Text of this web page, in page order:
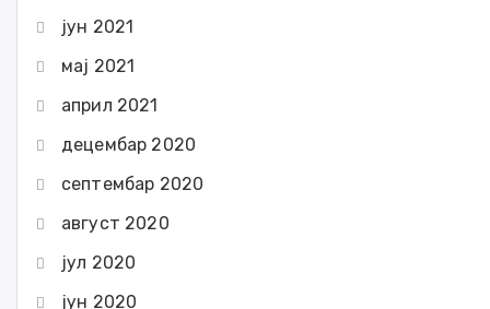
јун 2021
мај 2021
април 2021
децембар 2020
септембар 2020
август 2020
јул 2020
јун 2020